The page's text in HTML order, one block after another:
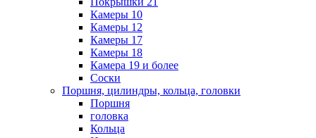
Камеры 10
Камеры 12
Камеры 17
Камеры 18
Камера 19 и более
Соски
Поршня, цилиндры, кольца, головки
Поршня
головка
Кольца